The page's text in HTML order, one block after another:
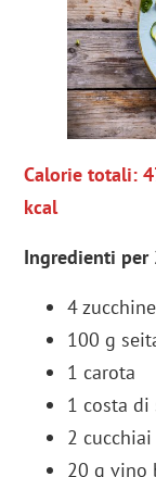
Calorie totali:
kcal
Ingredienti per
4
100 g
1 carota
1 costa di
2
20 g vino